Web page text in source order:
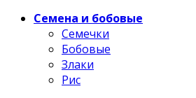
Семена и бобовые
Семечки
Бобовые
Злаки
Рис